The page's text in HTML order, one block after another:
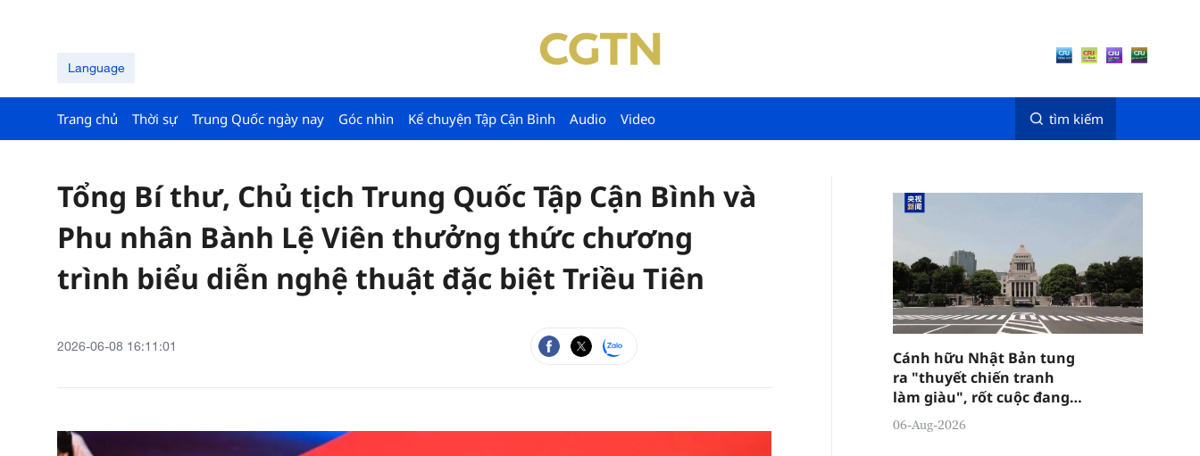
Language
Trang chủ Thời sự Trung Quốc ngày nay Góc nhìn Kể chuyện Tập Cận Bình Audio Video tìm kiếm
Tổng Bí thư, Chủ tịch Trung Quốc Tập Cận Bình và
Phu nhân Bành Lệ Viên thưởng thức chương
trình biểu diễn nghệ thuật đặc biệt Triều Tiên
2026-06-08 16:11:01
Cánh hữu Nhật Bản tung
ra "thuyết chiến tranh
làm giàu", rốt cuộc đang
đánh lừa ai?
06-Aug-2026